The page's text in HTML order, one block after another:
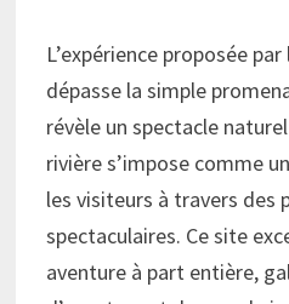
L’expérience proposée
dépasse la simple
révèle un spectacle
rivière s’impose comme
les visiteurs à travers des
spectaculaires. Ce site
aventure à part entière,